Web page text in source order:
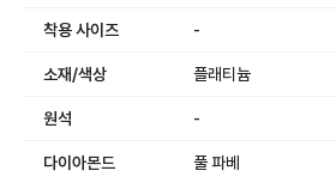
착용 사이즈 -
소재/색상 플래티늄
원석 -
다이아몬드 풀 파베